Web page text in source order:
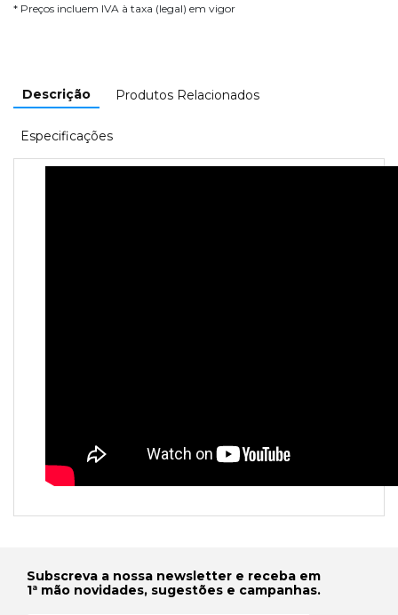
* Preços incluem IVA à taxa (legal) em vigor
Descrição Produtos Relacionados
Especificações
Subscreva a nossa newsletter e receba em
1ª mão novidades, sugestões e campanhas.